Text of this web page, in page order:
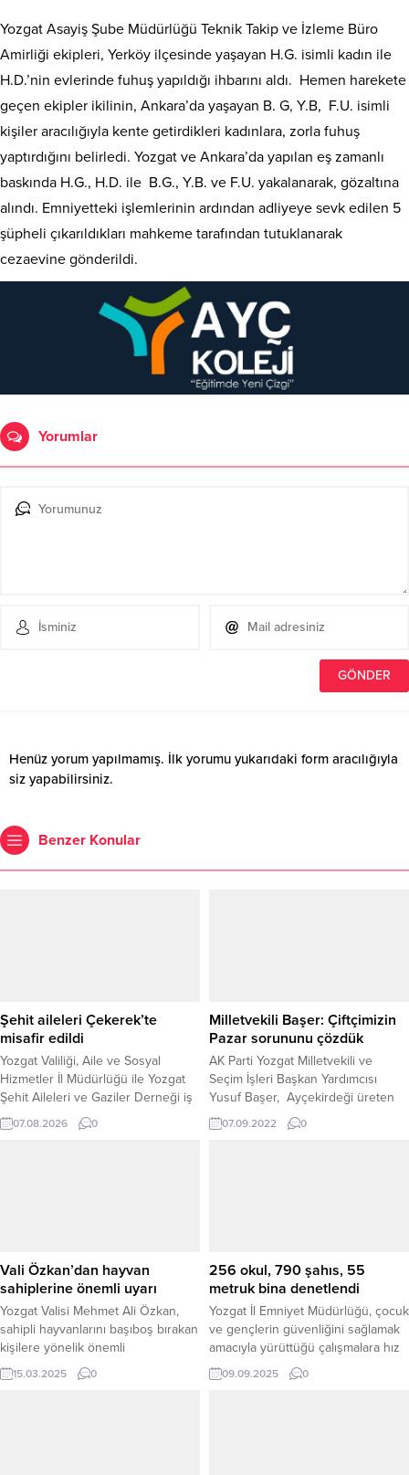
Yozgat Asayiş Şube Müdürlüğü Teknik Takip ve İzleme Büro
Amirliği ekipleri, Yerköy ilçesinde yaşayan H.G. isimli kadın ile
H.D.’nin evlerinde fuhuş yapıldığı ihbarını aldı. Hemen harekete
geçen ekipler ikilinin, Ankara’da yaşayan B. G, Y.B, F.U. isimli
kişiler aracılığıyla kente getirdikleri kadınlara, zorla fuhuş
yaptırdığını belirledi. Yozgat ve Ankara’da yapılan eş zamanlı
baskında H.G., H.D. ile B.G., Y.B. ve F.U. yakalanarak, gözaltına
alındı. Emniyetteki işlemlerinin ardından adliyeye sevk edilen 5
şüpheli çıkarıldıkları mahkeme tarafından tutuklanarak
cezaevine gönderildi.
Yorumlar
Henüz yorum yapılmamış. İlk yorumu yukarıdaki form aracılığıyla
siz yapabilirsiniz.
Benzer Konular
Şehit aileleri Çekerek’te
misafir edildi
Yozgat Valiliği, Aile ve Sosyal
Hizmetler İl Müdürlüğü ile Yozgat
Şehit Aileleri ve Gaziler Derneği iş
birliğinde düzenlenen program
kapsamında şehit aileleri
YAKINDAN GÖRDÜLER Program
kapsamında ilçeye gelen...
07.08.2026 0
Milletvekili Başer: Çiftçimizin
Pazar sorununu çözdük
AK Parti Yozgat Milletvekili ve
Seçim İşleri Başkan Yardımcısı
Yusuf Başer, Ayçekirdeği üreten
Yozgat çiftçisinin pazar sorununu
çözdüklerini söyledi.
07.09.2022 0
Vali Özkan’dan hayvan
sahiplerine önemli uyarı
Yozgat Valisi Mehmet Ali Özkan,
sahipli hayvanlarını başıboş bırakan
kişilere yönelik önemli
açıklamalarda bulundu. Yozgat’ta,
sahipli hayvanlarını başıboş
15.03.2025 0
256 okul, 790 şahıs, 55
metruk bina denetlendi
Yozgat İl Emniyet Müdürlüğü, çocuk
ve gençlerin güvenliğini sağlamak
amacıyla yürüttüğü çalışmalara hız
kesmeden devam ediyor. Bu
kapsamda, 8 Eylül 2025 tarihinde il
09.09.2025 0